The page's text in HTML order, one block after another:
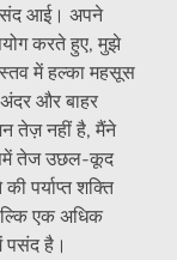
आई। अपने
करते हुए, मुझे
में हल्का महसूस
और बाहर
तेज़ नहीं है, मैंने
तेज उछल-कूद
पर्याप्त शक्ति
एक अधिक
पसंद है।